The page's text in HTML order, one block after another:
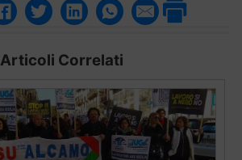
Articoli Correlati